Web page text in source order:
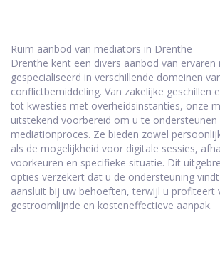
Ruim aanbod van mediators in Drenthe
Drenthe kent een divers aanbod van
gespecialiseerd in verschillende domeinen
conflictbemiddeling. Van zakelijke geschillen
tot kwesties met overheidsinstanties, onze
uitstekend voorbereid om u te
mediationproces. Ze bieden zowel
als de mogelijkheid voor digitale sessies,
voorkeuren en specifieke situatie. Dit
opties verzekert dat u de ondersteuning
aansluit bij uw behoeften, terwijl u profiteert
gestroomlijnde en kosteneffectieve aanpak.